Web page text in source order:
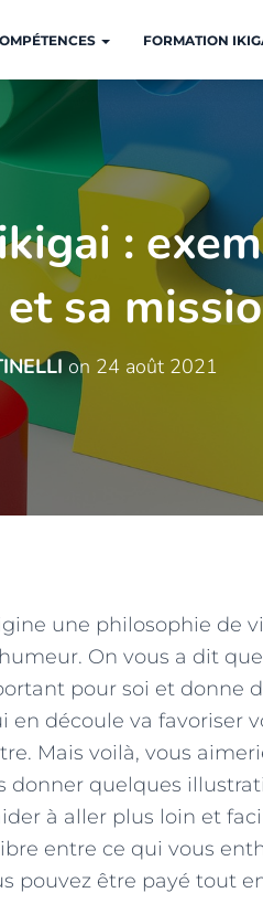
FORMATION
:
sa
on 24 août 2021
une philosophie de
On vous a dit
pour soi et donne
en découle va favoriser
Mais voilà, vous
donner quelques
à aller plus loin et
entre ce qui vous
pouvez être payé tout